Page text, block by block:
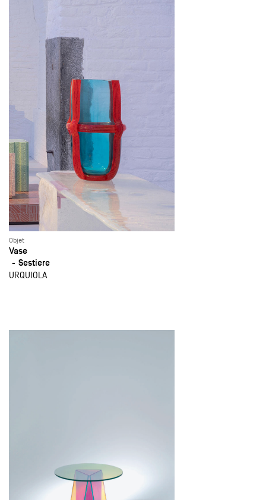
Objet
Vase
Sestiere
URQUIOLA